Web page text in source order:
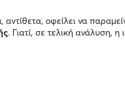
οφείλει να
. Γιατί, σε τελική ανάλυση,